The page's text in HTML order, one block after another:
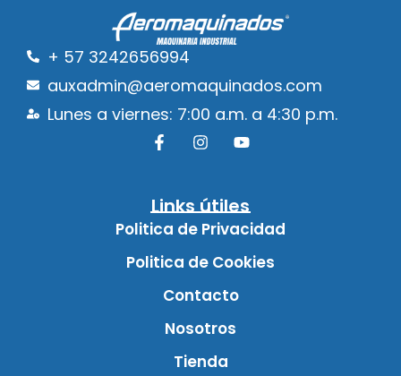
+ 57 3242656994
auxadmin@aeromaquinados.com
Lunes a viernes: 7:00 a.m. a 4:30 p.m.
Links útiles
Politica de Privacidad
Politica de Cookies
Contacto
Nosotros
Tienda